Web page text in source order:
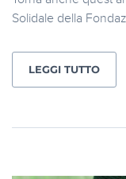
Solidale della
LEGGI TUTTO